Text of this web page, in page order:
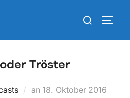
Suchen
Tröster
an Veröffentlicht
18. Oktober 2016